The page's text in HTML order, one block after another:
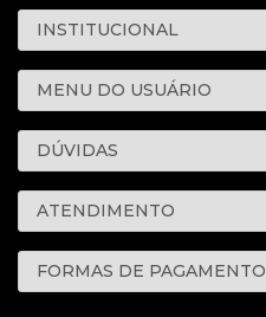
INSTITUCIONAL
MENU DO USUÁRIO
DÚVIDAS
ATENDIMENTO
FORMAS DE PAGAMENTO